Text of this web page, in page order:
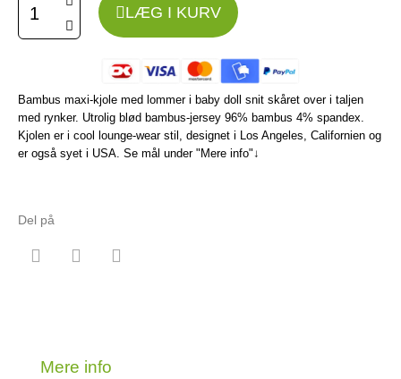
LÆG I KURV
Bambus maxi-kjole med lommer i baby doll snit skåret over i taljen
med rynker. Utrolig blød bambus-jersey 96% bambus 4% spandex.
Kjolen er i cool lounge-wear stil, designet i Los Angeles, Californien og
er også syet i USA. Se mål under "Mere info"↓
Del på
Mere info